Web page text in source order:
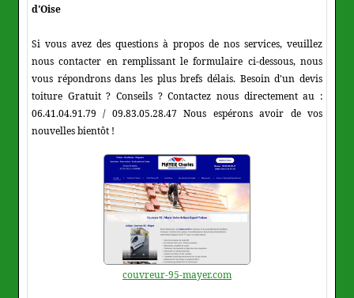
d'Oise
Si vous avez des questions à propos de nos services, veuillez
nous contacter en remplissant le formulaire ci-dessous, nous
vous répondrons dans les plus brefs délais. Besoin d'un devis
toiture Gratuit ? Conseils ? Contactez nous directement au :
06.41.04.91.79 / 09.83.05.28.47 Nous espérons avoir de vos
nouvelles bientôt !
couvreur-95-mayer.com